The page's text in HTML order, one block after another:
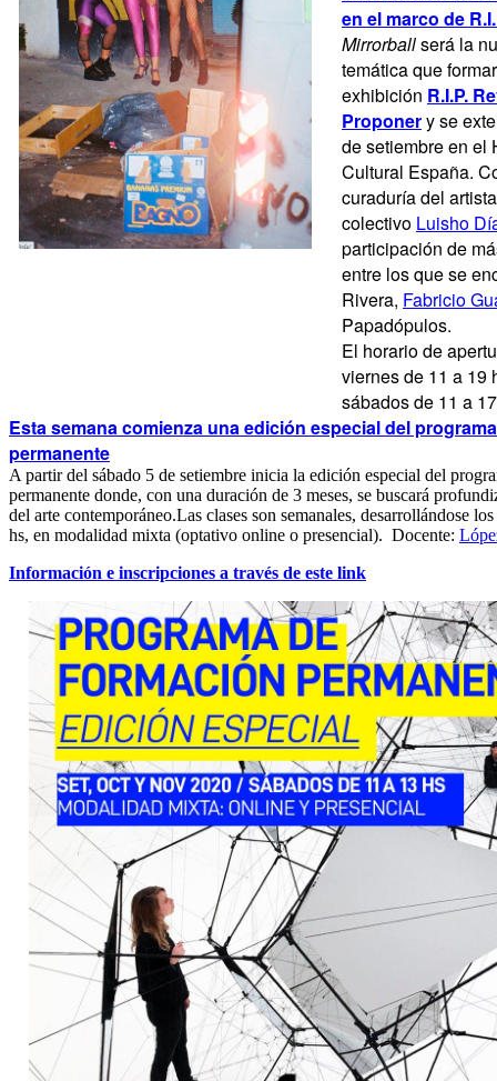
en el marco de
Mirrorballserá la
temática que
exhibición R.I.P.
Proponery se
de setiembre en el
Cultural España.
curaduría del
colectivo Luisho
participación de
entre los que se
Rivera, Fabricio
Papadópulos.
El horario de
viernes de 11 a 19
sábados de 11 a
Esta semana comienza una edición especial del
permanente
A partir del sábado 5 de setiembre inicia la edición especial del
permanente donde, con una duración de 3 meses, se buscará
del arte contemporáneo.Las clases son semanales, desarrollándose
hs, en modalidad mixta (optativo online o presencial). Docente:
Información e inscripciones a través de este link